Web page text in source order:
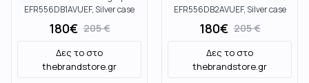
EFR556DB1AVUEF, Silver case
with Stainless Steel Bracelet
180€ 205€
Δες το στο
thebrandstore.gr
EFR556DB2AVUEF, Silver case
with Stainless Steel Bracelet
180€ 205€
Δες το στο
thebrandstore.gr